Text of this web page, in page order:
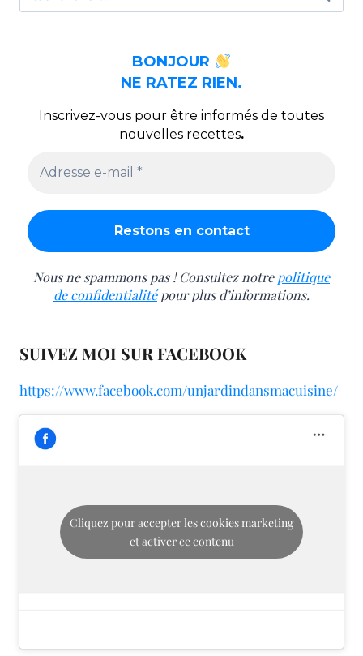
BONJOUR
NE RATEZ RIEN.
Inscrivez-vous pour être informés de toutes
nouvelles recettes.
Nous ne spammons pas ! Consultez notrepolitique
de confidentialitépour plus d’informations.
SUIVEZ MOI SUR FACEBOOK
https://www.facebook.com/unjardindansmacuisine/
Cliquez pour accepter les cookies marketing
et activer ce contenu